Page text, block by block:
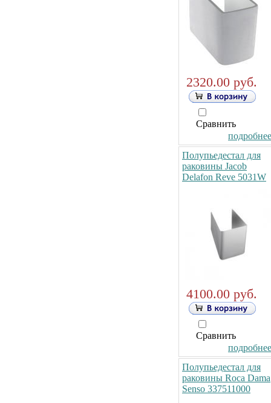
2320.00 руб.
Сравнить
Полупьедестал для
раковины Jacob
Delafon Reve 5031W
4100.00 руб.
Сравнить
Полупьедестал для
раковины Roca Dama
Senso 337511000